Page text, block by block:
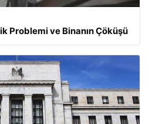
Problemi ve Binanın Çöküşü